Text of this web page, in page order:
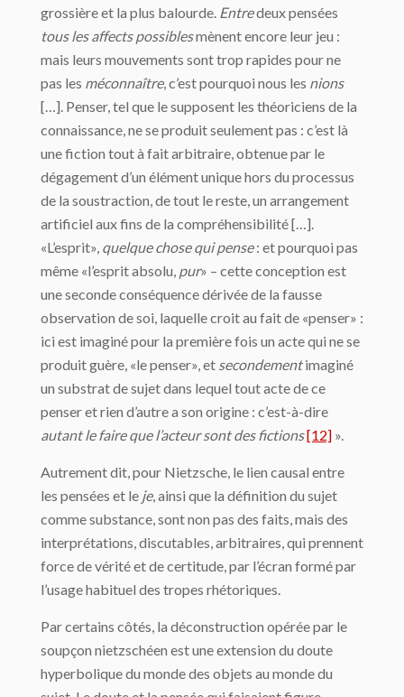
grossière et la plus balourde. Entredeux pensées
tous les affects possiblesmènent encore leur jeu :
mais leurs mouvements sont trop rapides pour ne
pas les méconnaître, c’est pourquoi nous les nions
[…]. Penser, tel que le supposent les théoriciens de la
connaissance, ne se produit seulement pas : c’est là
une fiction tout à fait arbitraire, obtenue par le
dégagement d’un élément unique hors du processus
de la soustraction, de tout le reste, un arrangement
artificiel aux fins de la compréhensibilité […].
«L’esprit», quelque chose qui pense: et pourquoi pas
même «l’esprit absolu, pur» – cette conception est
une seconde conséquence dérivée de la fausse
observation de soi, laquelle croit au fait de «penser» :
ici est imaginé pour la première fois un acte qui ne se
produit guère, «le penser», et secondementimaginé
un substrat de sujet dans lequel tout acte de ce
penser et rien d’autre a son origine : c’est-à-dire
autant le faire que l’acteur sont des fictions[12] ».
Autrement dit, pour Nietzsche, le lien causal entre
les pensées et le je, ainsi que la définition du sujet
comme substance, sont non pas des faits, mais des
interprétations, discutables, arbitraires, qui prennent
force de vérité et de certitude, par l’écran formé par
l’usage habituel des tropes rhétoriques.
Par certains côtés, la déconstruction opérée par le
soupçon nietzschéen est une extension du doute
hyperbolique du monde des objets au monde du